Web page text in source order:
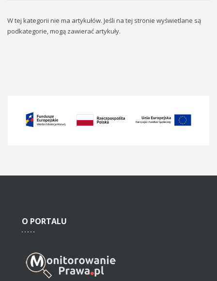
W tej kategorii nie ma artykułów. Jeśli na tej stronie wyświetlane są
podkategorie, mogą zawierać artykuły.
O PORTALU